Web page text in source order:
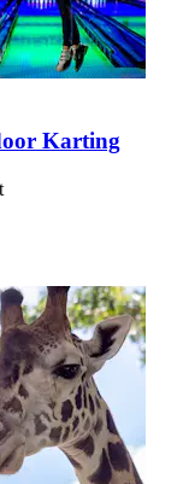
Karting